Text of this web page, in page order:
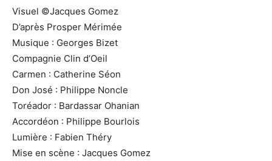
Visuel ©Jacques Gomez
D’après Prosper Mérimée
Musique : Georges Bizet
Compagnie Clin d’Oeil
Carmen : Catherine Séon
Don José : Philippe Noncle
Toréador : Bardassar Ohanian
Accordéon : Philippe Bourlois
Lumière : Fabien Théry
Mise en scène : Jacques Gomez